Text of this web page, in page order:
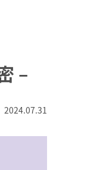
–
2024.07.31